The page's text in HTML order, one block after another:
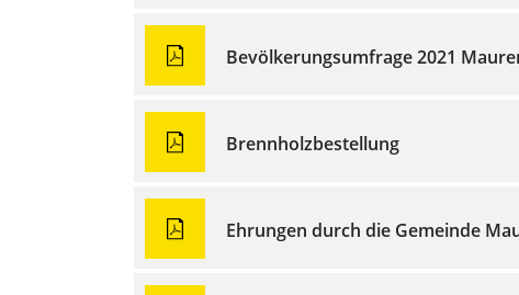
Bevölkerungsumfrage 2021
Brennholzbestellung
Ehrungen durch die Gemeinde